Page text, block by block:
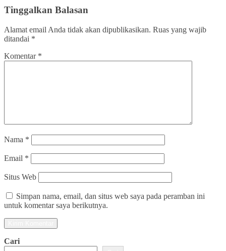
Tinggalkan Balasan
Alamat email Anda tidak akan dipublikasikan. Ruas yang wajib
ditandai *
Komentar *
Nama *
Email *
Situs Web
Simpan nama, email, dan situs web saya pada peramban ini
untuk komentar saya berikutnya.
Cari